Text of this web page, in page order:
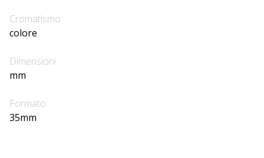
Cromatismo
colore
Dimensioni
mm
Formato
35mm